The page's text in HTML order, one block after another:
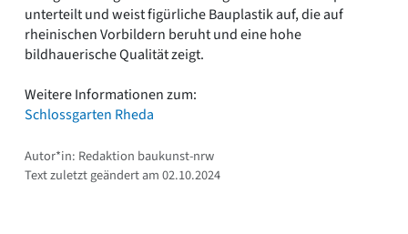
unterteilt und weist figürliche Bauplastik auf, die auf
rheinischen Vorbildern beruht und eine hohe
bildhauerische Qualität zeigt.
Weitere Informationen zum:
Schlossgarten Rheda
Autor*in: Redaktion baukunst-nrw
Text zuletzt geändert am 02.10.2024